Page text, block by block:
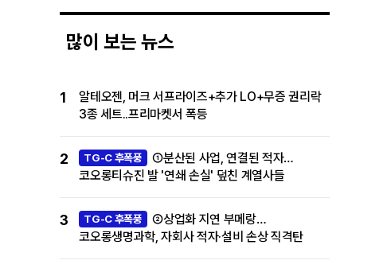
많이 보는 뉴스
1
알테오젠, 머크 서프라이즈+추가 LO+무증 권리락
3종 세트..프리마켓서 폭등
2 TG-C 후폭풍
①분산된 사업, 연결된 적자…
코오롱티슈진 발 '연쇄 손실' 덮친 계열사들
3 TG-C 후폭풍
②상업화 지연 부메랑…
코오롱생명과학, 자회사 적자·설비 손상 직격탄